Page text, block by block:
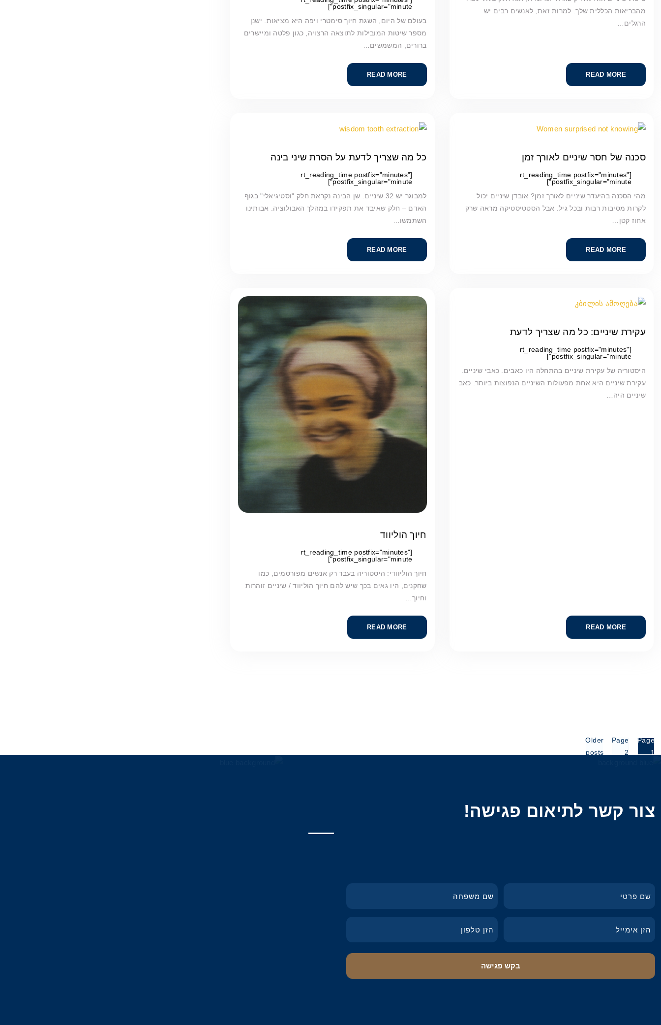
מהבריאות הכללית שלך. למרות זאת, לאנשים רבים יש
הרגלים…
READ MORE
postfix_singular="minute"]
בעולם של היום, השגת חיוך סימטרי ויפה היא מציאות. ישנן
מספר שיטות המובילות לתוצאה הרצויה, כגון פלטה ומיישרים
ברורים, המשמשים…
READ MORE
סכנה של חסר שיניים לאורך זמן
[rt_reading_time postfix="minutes"
postfix_singular="minute"]
מהי הסכנה בהיעדר שיניים לאורך זמן? אובדן שיניים יכול
לקרות מסיבות רבות ובכל גיל. אבל הסטטיסטיקה מראה שרק
אחוז קטן…
READ MORE
כל מה שצריך לדעת על הסרת שיני בינה
[rt_reading_time postfix="minutes"
postfix_singular="minute"]
למבוגר יש 32 שיניים. שן הבינה נקראת חלק "וסטיגיאלי" בגוף
האדם – חלק שאיבד את תפקידו במהלך האבולוציה. אבותינו
השתמשו…
READ MORE
עקירת שיניים: כל מה שצריך לדעת
[rt_reading_time postfix="minutes"
postfix_singular="minute"]
היסטוריה של עקירת שיניים בהתחלה היו כאבים. כאבי שיניים.
עקירת שיניים היא אחת מפעולות השיניים הנפוצות ביותר. כאב
שיניים היה…
READ MORE
חיוך הוליווד
[rt_reading_time postfix="minutes"
postfix_singular="minute"]
חיוך הוליוודי: היסטוריה בעבר רק אנשים מפורסמים, כמו
שחקנים, היו גאים בכך שיש להם חיוך הוליווד / שיניים זוהרות
וחיוך…
READ MORE
Posts
Page
1
Page
2
Older
posts
צור קשר לתיאום פגישה!